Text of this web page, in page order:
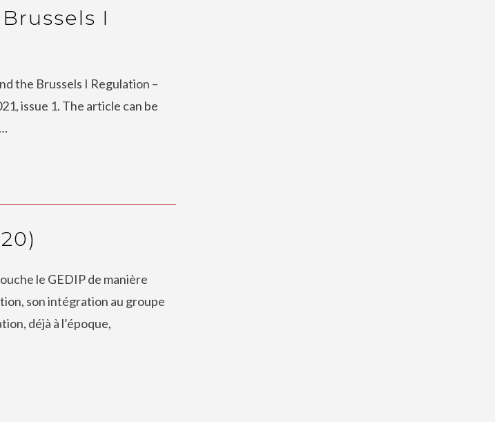
I
the Brussels I Regulation –
issue 1. The article can be
le GEDIP de manière
son intégration au groupe
déjà à l’époque,